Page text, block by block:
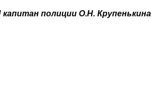
полиции О.Н. Крупенькина